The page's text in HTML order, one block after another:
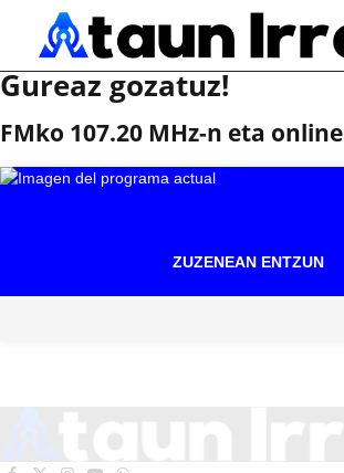
Gureaz gozatuz!
FMko 107.20 MHz-n eta online
ZUZENEAN ENTZUN